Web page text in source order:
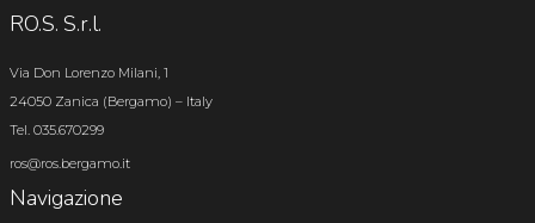
RO.S. S.r.l.
Via Don Lorenzo Milani, 1
24050 Zanica (Bergamo) – Italy
Tel. 035.670299
ros@ros.bergamo.it
Navigazione